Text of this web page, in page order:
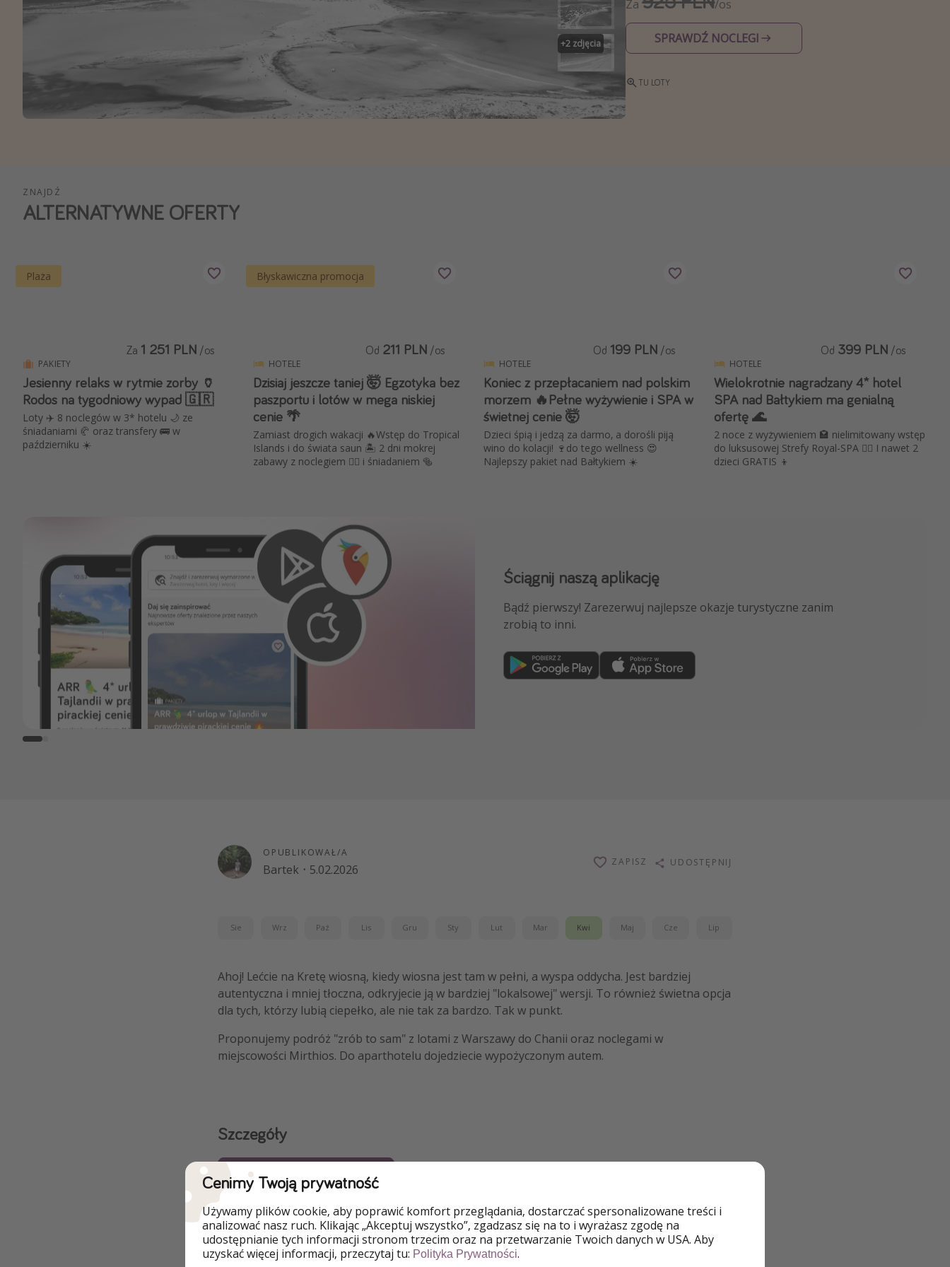
Wszystkie
+2 zdjęcia
Za /os
SPRAWDŹ NOCLEGI
TU LOTY
ZNAJDŹ
ALTERNATYWNE OFERTY
Plaża
PAKIETY
Jesienny relaks w rytmie zorby 🏺
Rodos na tygodniowy wypad 🇬🇷
Loty ✈️ 8 noclegów w 3* hotelu 🌙 ze
śniadaniami 🥐 oraz transfery 🚌 w
październiku ☀️
Za 1 251 PLN /os
Błyskawiczna promocja
HOTELE
Dzisiaj jeszcze taniej 🤯 Egzotyka bez
paszportu i lotów w mega niskiej
cenie 🌴
Zamiast drogich wakacji 🔥Wstęp do Tropical
Islands i do świata saun 🏝️ 2 dni mokrej
zabawy z noclegiem 🧖‍♀️ i śniadaniem 🥯
Od 211 PLN /os
HOTELE
Koniec z przepłacaniem nad polskim
morzem 🔥Pełne wyżywienie i SPA w
świetnej cenie 🤯
Dzieci śpią i jedzą za darmo, a dorośli piją
wino do kolacji! 🍷do tego wellness 😍
Najlepszy pakiet nad Bałtykiem ☀️
Od 199 PLN /os
HOTELE
Wielokrotnie nagradzany 4* hotel
SPA nad Bałtykiem ma genialną
ofertę 🌊
2 noce z wyżywieniem 🏩 nielimitowany wstęp
do luksusowej Strefy Royal-SPA 🏊‍♂️ I nawet 2
dzieci GRATIS 👦
Od 399 PLN /os
Ściągnij naszą aplikację
Bądź pierwszy! Zarezerwuj najlepsze okazje turystyczne zanim
zrobią to inni.
Dołącz do naszego kanału na WhatsApp
NAJLEPSZE oferty podróżnicze, porady ekspertów i wiele więcej!
Dołącz teraz
OPUBLIKOWAŁ/A
Bartek · 5.02.2026
ZAPISZ UDOSTĘPNIJ
Sie Wrz Paź Lis Gru Sty Lut Mar Kwi Maj Cze Lip
Ahoj! Lećcie na Kretę wiosną, kiedy wiosna jest tam w pełni, a wyspa oddycha. Jest bardziej
autentyczna i mniej tłoczna, odkryjecie ją w bardziej "lokalsowej" wersji. To również świetna opcja
dla tych, którzy lubią ciepełko, ale nie tak za bardzo. Tak w punkt.
Proponujemy podróż "zrób to sam" z lotami z Warszawy do Chanii oraz noclegami w
miejscowości Mirthios. Do aparthotelu dojedziecie wypożyczonym autem.
Szczegóły
SPRAWDŹ OFERTĘ LOTÓW
SPRAWDŹ OFERTĘ NOCLEGÓW
SPRAWDŹ OFERTĘ
WYPOŻYCZALNI
Cenimy Twoją prywatność
Używamy plików cookie, aby poprawić komfort przeglądania, dostarczać spersonalizowane treści i
analizować nasz ruch. Klikając „Akceptuj wszystko”, zgadzasz się na to i wyrażasz zgodę na
udostępnianie tych informacji stronom trzecim oraz na przetwarzanie Twoich danych w USA. Aby
uzyskać więcej informacji, przeczytaj tu: Polityka Prywatności.